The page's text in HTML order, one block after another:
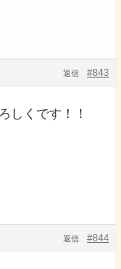
#843
返信
しくです！！
#844
返信